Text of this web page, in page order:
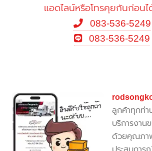
แอดไลน์หรือโทรคุยกันก่อนไ
083-536-5249
083-536-5249
ลูกค้าทุกท่า
บริการงา
ด้วยคุณภา